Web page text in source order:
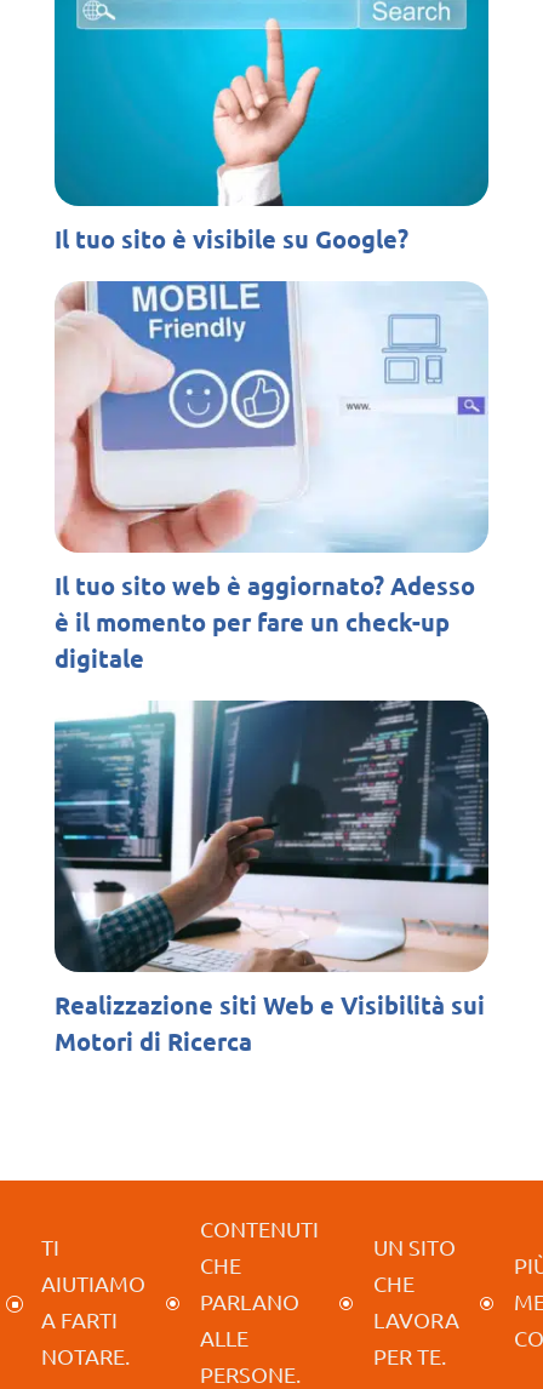
Il tuo sito è visibile su Google?
Il tuo sito web è aggiornato? Adesso
è il momento per fare un check-up
digitale
Realizzazione siti Web e Visibilità sui
Motori di Ricerca
]
TI
AIUTIAMO
A FARTI
NOTARE.
\
CONTENUTI
CHE
PARLANO
ALLE
PERSONE.
\
UN SITO
CHE
LAVORA
PER TE.
\